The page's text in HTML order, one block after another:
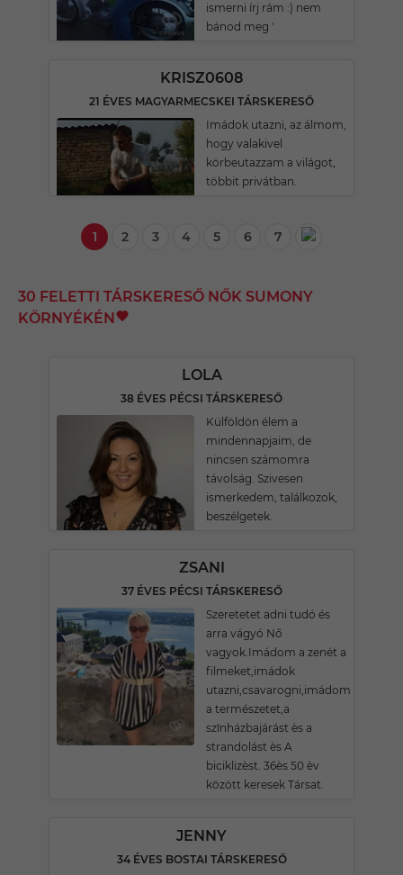
ismerni írj rám :) nem
bánod meg '
KRISZ0608
21 ÉVES MAGYARMECSKEI TÁRSKERESŐ
Imádok utazni, az álmom,
hogy valakivel
körbeutazzam a világot,
többit privátban.
1 2 3 4 5 6 7
30 FELETTI TÁRSKERESŐ NŐK SUMONY
KÖRNYÉKÉN
LOLA
38 ÉVES PÉCSI TÁRSKERESŐ
Külföldön élem a
mindennapjaim, de
nincsen számomra
távolság. Szivesen
ismerkedem, találkozok,
beszélgetek.
ZSANI
37 ÉVES PÉCSI TÁRSKERESŐ
Szeretetet adni tudó és
arra vágyó Nő
vagyok.Imádom a zenét a
filmeket,imádok
utazni,csavarogni,imádom
a természetet,a
szînházbajárást ès a
strandolást ès A
biciklizèst. 36ès 50 èv
között keresek Társat.
JENNY
34 ÉVES BOSTAI TÁRSKERESŐ